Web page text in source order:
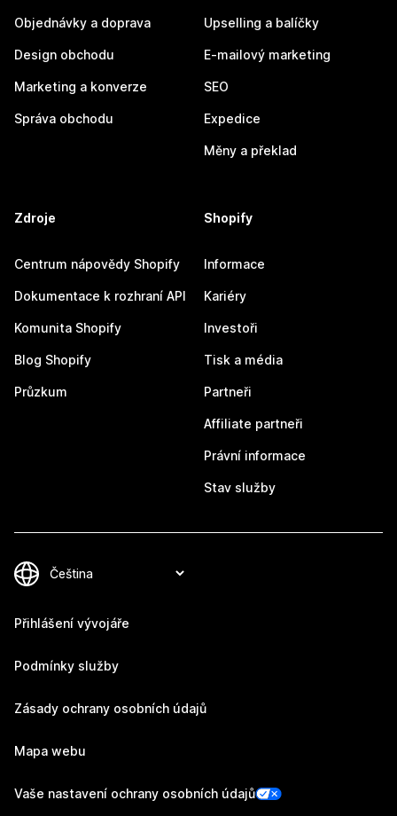
Objednávky a doprava
Design obchodu
Marketing a konverze
Správa obchodu
Upselling a balíčky
E-mailový marketing
SEO
Expedice
Měny a překlad
Zdroje
Centrum nápovědy Shopify
Dokumentace k rozhraní API
Komunita Shopify
Blog Shopify
Průzkum
Shopify
Informace
Kariéry
Investoři
Tisk a média
Partneři
Affiliate partneři
Právní informace
Stav služby
Přihlášení vývojáře
Podmínky služby
Zásady ochrany osobních údajů
Mapa webu
Vaše nastavení ochrany osobních údajů